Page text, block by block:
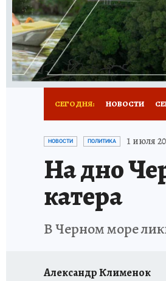
РАДИО КП
СЕГОДНЯ: НОВОСТИ
ЗАПОВЕДНАЯ
НОВОСТИ ПОЛИТИКА 1 июля
На дно
катера
В Черном море
Александр Клименок